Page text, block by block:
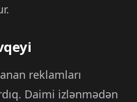
reklamları
Daimi izlənmədən